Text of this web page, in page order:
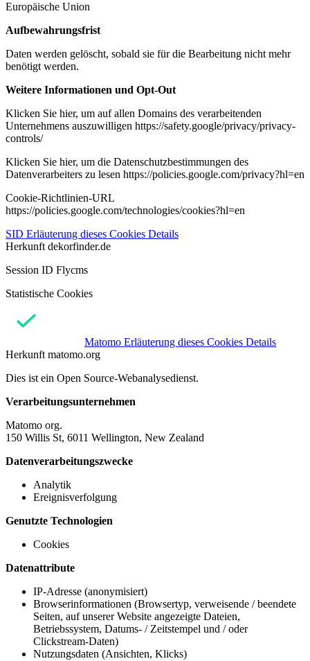
Europäische Union
Aufbewahrungsfrist
Daten werden gelöscht, sobald sie für die Bearbeitung nicht mehr
benötigt werden.
Weitere Informationen und Opt-Out
Klicken Sie hier, um auf allen Domains des verarbeitenden
Unternehmens auszuwilligen https://safety.google/privacy/privacy-
controls/
Klicken Sie hier, um die Datenschutzbestimmungen des
Datenverarbeiters zu lesen https://policies.google.com/privacy?hl=en
Cookie-Richtlinien-URL
https://policies.google.com/technologies/cookies?hl=en
SID Erläuterung dieses Cookies Details
Herkunft dekorfinder.de
Session ID Flycms
Statistische Cookies
Matomo Erläuterung dieses Cookies Details
Herkunft matomo.org
Dies ist ein Open Source-Webanalysedienst.
Verarbeitungsunternehmen
Matomo org.
150 Willis St, 6011 Wellington, New Zealand
Datenverarbeitungszwecke
Analytik
Ereignisverfolgung
Genutzte Technologien
Cookies
Datenattribute
IP-Adresse (anonymisiert)
Browserinformationen (Browsertyp, verweisende / beendete
Seiten, auf unserer Website angezeigte Dateien,
Betriebssystem, Datums- / Zeitstempel und / oder
Clickstream-Daten)
Nutzungsdaten (Ansichten, Klicks)